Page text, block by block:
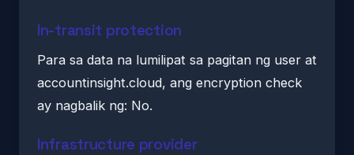
In-transit protection
Para sa data na lumilipat sa pagitan ng user at
accountinsight.cloud, ang encryption check
ay nagbalik ng: No.
Infrastructure provider